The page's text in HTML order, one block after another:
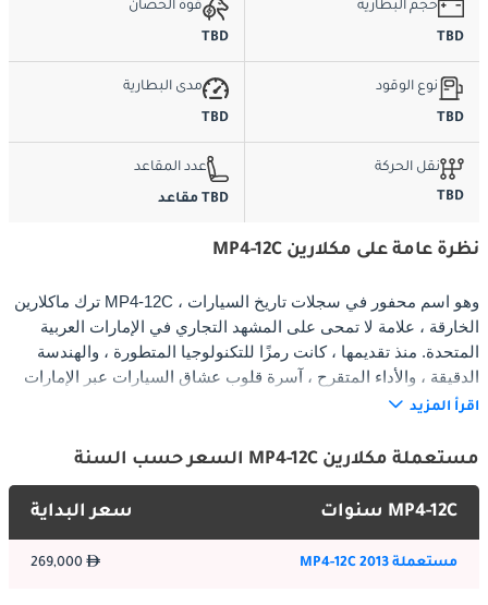
حجم البطارية
TBD
قوة الحصان
TBD
نوع الوقود
TBD
مدى البطارية
TBD
نقل الحركة
TBD
عدد المقاعد
TBD مقاعد
نظرة عامة على مكلارين MP4-12C
ترك ماكلارين MP4-12C ، وهو اسم محفور في سجلات تاريخ السيارات
الخارقة ، علامة لا تمحى على المشهد التجاري في الإمارات العربية
المتحدة. منذ تقديمها ، كانت رمزًا للتكنولوجيا المتطورة ، والهندسة
الدقيقة ، والأداء المتقرح ، آسرة قلوب عشاق السيارات عبر الإمارات
العربية المتحدة.
التصميم الخارجي لـ McLaren MP4-12C هو شهادة على مبادئ
اقرأ المزيد
مستعملة مكلارين MP4-12C السعر حسب السنة
MP4-12C سنوات سعر البداية
مستعملة MP4-12C 2013